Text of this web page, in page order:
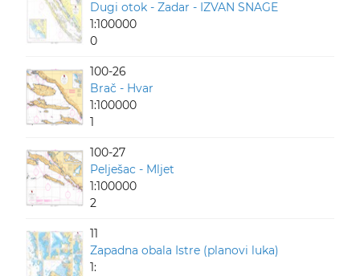
Dugi otok - Zadar - IZVAN SNAGE
1:100000
0
100-26
Brač - Hvar
1:100000
1
100-27
Pelješac - Mljet
1:100000
2
11
Zapadna obala Istre (planovi luka)
1: